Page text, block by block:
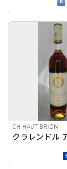
CH HAUT BRION